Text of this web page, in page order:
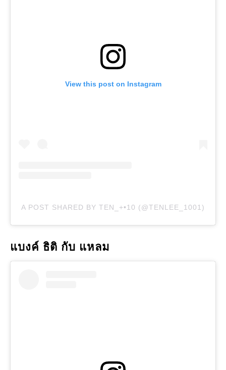
View this post on Instagram
A POST SHARED BY TEN_+•10 (@TENLEE_1001)
แบงค์ ธิติ กับ แหลม